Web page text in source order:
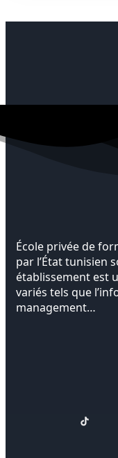
École privée de
par l’État tunisien
établissement est
variés tels que
management…